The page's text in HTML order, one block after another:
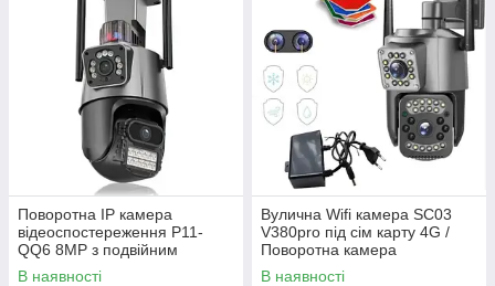
Поворотна IP камера
відеоспостереження P11-
QQ6 8MP з подвійним
об’єктивом і WiFi
В наявності
Вулична Wifi камера SC03
V380pro під сім карту 4G /
Поворотна камера
відеоспостереження
В наявності